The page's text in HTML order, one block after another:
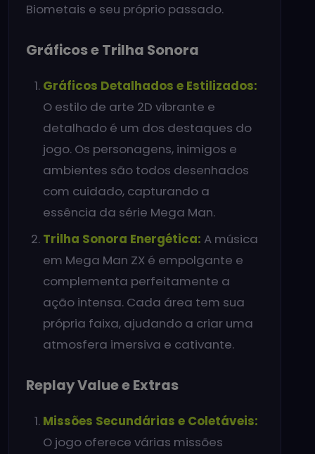
Biometais e seu próprio passado.
Gráficos e Trilha Sonora
Gráficos Detalhados e Estilizados:
O estilo de arte 2D vibrante e
detalhado é um dos destaques do
jogo. Os personagens, inimigos e
ambientes são todos desenhados
com cuidado, capturando a
essência da série Mega Man.
Trilha Sonora Energética: A música
em Mega Man ZX é empolgante e
complementa perfeitamente a
ação intensa. Cada área tem sua
própria faixa, ajudando a criar uma
atmosfera imersiva e cativante.
Replay Value e Extras
Missões Secundárias e Coletáveis:
O jogo oferece várias missões